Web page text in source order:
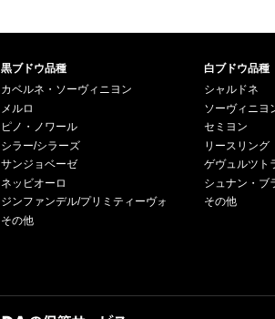
黒ブドウ品種
カベルネ・ソーヴィニヨン
メルロ
ピノ・ノワール
シラー/シラーズ
サンジョベーゼ
ネッビオーロ
ジンファンデル/プリミティーヴォ
その他
白ブドウ品種
シャルドネ
ソーヴィニヨ
セミヨン
リースリング
ゲヴュルツト
シュナン・ブ
その他